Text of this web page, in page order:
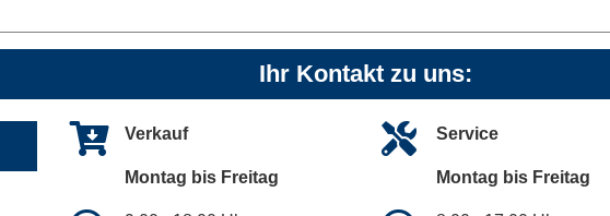
Ihr Kontakt zu uns:
Verkauf
Montag bis Freitag
Service
Montag bis Freitag